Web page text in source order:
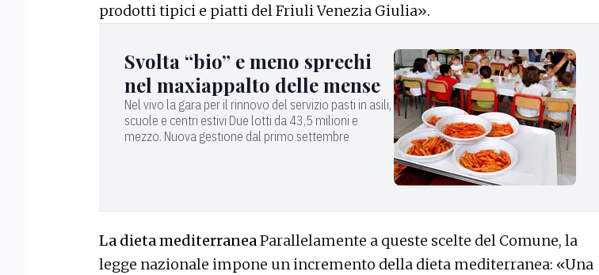
prodotti tipici e piatti del Friuli Venezia Giulia».
Svolta “bio” e meno sprechi
nel maxiappalto delle mense
Nel vivo la gara per il rinnovo del servizio pasti in asili,
scuole e centri estivi Due lotti da 43,5 milioni e
mezzo. Nuova gestione dal primo settembre
La dieta mediterraneaParallelamente a queste scelte del Comune, la
legge nazionale impone un incremento della dieta mediterranea: «Una